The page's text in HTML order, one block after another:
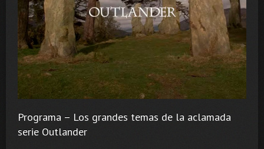
Programa – Los grandes temas de la aclamada
serie Outlander